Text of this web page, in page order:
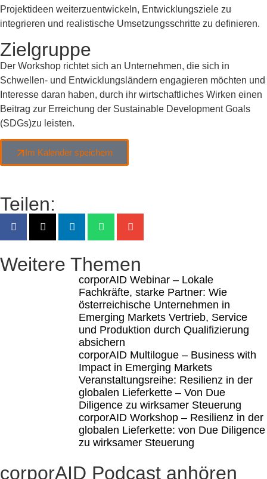
Projektideen weiterzuentwickeln, Entwicklungsziele zu
integrieren und realistische Umsetzungsschritte zu definieren.
Zielgruppe
Der Workshop richtet sich an Unternehmen, die sich in
Schwellen- und Entwicklungsländern engagieren möchten und
Interesse daran haben, durch ihr wirtschaftliches Wirken einen
Beitrag zur Erreichung der Sustainable Development Goals
(SDGs)zu leisten.
Im Kalender speichern
Teilen:
Weitere Themen
corporAID Webinar – Lokale
Fachkräfte, starke Partner: Wie
österreichische Unternehmen in
Emerging Markets Vertrieb, Service
und Produktion durch Qualifizierung
absichern
corporAID Multilogue – Business with
Impact in Emerging Markets
Veranstaltungsreihe: Resilienz in der
globalen Lieferkette – Von Due
Diligence zu wirksamer Steuerung
corporAID Workshop – Resilienz in der
globalen Lieferkette: von Due Diligence
zu wirksamer Steuerung
corporAID Podcast anhören